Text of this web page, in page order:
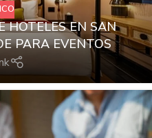
HOTELES EN SAN
PARA EVENTOS